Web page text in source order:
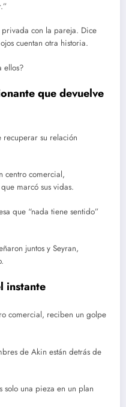
con la pareja. Dice
cuentan otra historia.
ellos?
que devuelve
su relación
centro comercial,
marcó sus vidas.
que “nada tiene sentido”
juntos y Seyran,
instante
comercial, reciben un golpe
de Akin están detrás de
solo una pieza en un plan